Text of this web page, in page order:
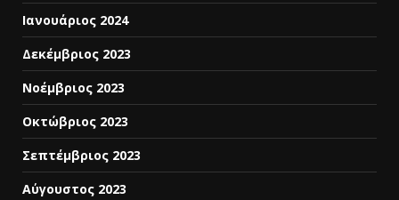
Ιανουάριος 2024
Δεκέμβριος 2023
Νοέμβριος 2023
Οκτώβριος 2023
Σεπτέμβριος 2023
Αύγουστος 2023